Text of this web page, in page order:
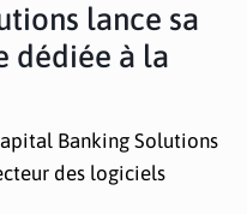
lance sa
dédiée à la
Banking Solutions
des logiciels